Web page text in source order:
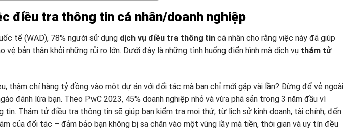
điều tra thông tin cá nhân/doanh nghiệp
tế (WAD), 78% người sử dụng dịch vụ điều tra thông tin cá nhân cho rằng việc này đã giúp
vệ bản thân khỏi những rủi ro lớn. Dưới đây là những tình huống điển hình mà dịch vụ thám tử
thậm chí hàng tỷ đồng vào một dự án với đối tác mà bạn chỉ mới gặp vài lần? Đừng để vẻ ngoài
đánh lừa bạn. Theo PwC 2023, 45% doanh nghiệp nhỏ và vừa phá sản trong 3 năm đầu vì
tin. Thám tử điều tra thông tin sẽ giúp bạn kiểm tra mọi thứ, từ lịch sử kinh doanh, tài chính, đến
của đối tác – đảm bảo bạn không bị sa chân vào một vũng lầy mà tiền, thời gian và uy tín đều